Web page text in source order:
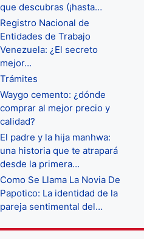
que descubras (¡hasta…
Registro Nacional de
Entidades de Trabajo
Venezuela: ¿El secreto
mejor…
Trámites
Waygo cemento: ¿dónde
comprar al mejor precio y
calidad?
El padre y la hija manhwa:
una historia que te atrapará
desde la primera…
Como Se Llama La Novia De
Papotico: La identidad de la
pareja sentimental del…